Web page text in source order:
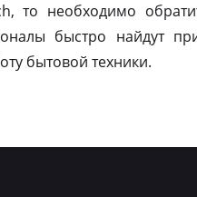
то необходимо
быстро найдут
бытовой техники.